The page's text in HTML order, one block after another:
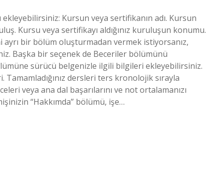
Kursun veya sertifikanın adı. Kursun
Kursu veya sertifikayı aldığınız kuruluşun konumu.
ayrı bir bölüm oluşturmadan vermek istiyorsanız,
Başka bir seçenek de Beceriler bölümünü
sürücü belgenizle ilgili bilgileri ekleyebilirsiniz.
Tamamladığınız dersleri ters kronolojik sırayla
veya ana dal başarılarını ve not ortalamanızı
“Hakkımda” bölümü, işe…